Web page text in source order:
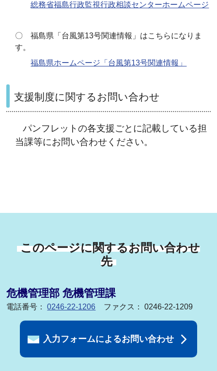
総務省福島行政監視行政相談センターホームページ
〇 福島県「台風第13号関連情報」はこちらになりま
す。
福島県ホームページ「台風第13号関連情報」
支援制度に関するお問い合わせ
パンフレットの各支援ごとに記載している担
当課等にお問い合わせください。
このページに関するお問い合わせ
先
危機管理部 危機管理課
電話番号：0246-22-1206 ファクス： 0246-22-1209
入力フォームによるお問い合わせ